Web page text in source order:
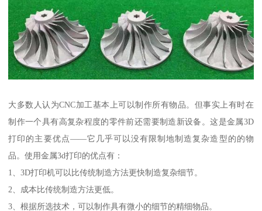
大多数人认为CNC加工基本上可以制作所有物品。但事实上有时在
制作一个具有高复杂程度的零件前还需要制造新设备。这是金属3D
打印的主要优点——它几乎可以没有限制地制造复杂造型的的物
品。使用金属3d打印的优点有：
1、3D打印机可以比传统制造方法更快制造复杂细节。
2、成本比传统制造方法更低。
3、根据所选技术，可以制作具有微小的细节的精细物品。